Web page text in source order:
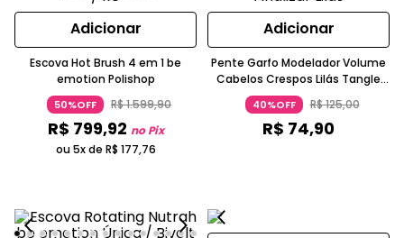
Adicionar
Escova Hot Brush 4 em 1 be
emotion Polishop
50%OFF R$1.599,90
R$ 799,92 no Pix
ou 5x de R$ 177,76
Adicionar
Pente Garfo Modelador Volume
Cabelos Crespos Lilás Tangle
Teezer
40%OFF R$125,00
R$ 74,90